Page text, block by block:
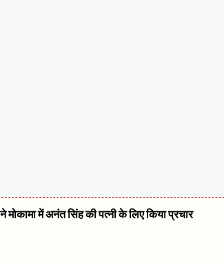
इन हिस्सों में महसूस किए गए भूकंप के तगड़े झटके,
बच्चा हैं, वह 2020 में जद (यू) के खिलाफ चुनाव लड़े